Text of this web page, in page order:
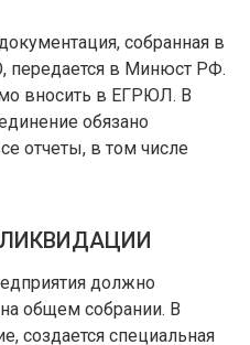
собранная в
передается в Минюст РФ.
вносить в ЕГРЮЛ. В
обязано
отчеты, в том числе
должно
общем собрании. В
создается специальная